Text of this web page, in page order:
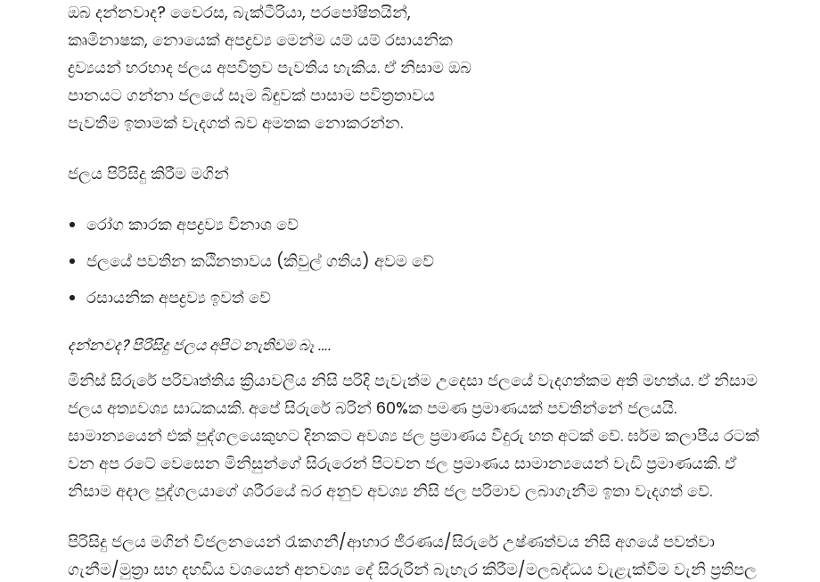
ඔබ දන්නවාද? වෛරස, බැක්ටීරියා, පරපෝෂිතයින්,
කෘමිනාෂක, නොයෙක් අපද්‍රව්‍ය මෙන්ම යම් යම් රසායනික
ද්‍රව්‍යයන් හරහාද ජලය අපවිත්‍රව පැවතිය හැකිය. ඒ නිසාම ඔබ
පානයට ගන්නා ජලයේ සෑම බිඳුවක් පාසාම පවිත්‍රතාවය
පැවතීම ඉතාමක් වැදගත් බව අමතක නොකරන්න.
ජලය පිරිසිදු කිරීම මගින්
රෝග කාරක අපද්‍රව්‍ය විනාශ වේ
ජලයේ පවතින කඨිනතාවය (කිවුල් ගතිය) අවම වේ
රසායනික අපද්‍රව්‍ය ඉවත් වේ
දන්නවද? පිරිසිදු ජලය අපිට නැතිවම බෑ ….
මිනිස් සිරුරේ පරිවෘත්තිය ක්‍රියාවලිය නිසි පරිදි පැවැත්ම උදෙසා ජලයේ වැදගත්කම අති මහත්ය. ඒ නිසාම
ජලය අත්‍යවශ්‍ය සාධකයකි. අපේ සිරුරේ බරින් 60%ක පමණ ප්‍රමාණයක් පවතින්නේ ජලයයි.
සාමාන්‍යයෙන් එක් පුද්ගලයෙකුහට දිනකට අවශ්‍ය ජල ප්‍රමාණය වීදුරු හත අටක් වේ. ඝර්ම කලාපීය රටක්
වන අප රටේ වෙසෙන මිනිසුන්ගේ සිරුරෙන් පිටවන ජල ප්‍රමාණය සාමාන්‍යයෙන් වැඩි ප්‍රමාණයකි. ඒ
නිසාම අදාල පුද්ගලයාගේ ශරීරයේ බර අනුව අවශ්‍ය නිසි ජල පරිමාව ලබාගැනීම ඉතා වැදගත් වේ.
පිරිසිදු ජලය මගින් විජලනයෙන් රැකගනී/ආහාර ජීරණය/සිරුරේ උෂ්ණත්වය නිසි අගයේ පවත්වා
ගැනීම/මුත්‍රා සහ දහඩිය වශයෙන් අනවශ්‍ය දේ සිරුරින් බැහැර කිරීම/මලබද්ධය වැළැක්වීම වැනි ප්‍රතිපල